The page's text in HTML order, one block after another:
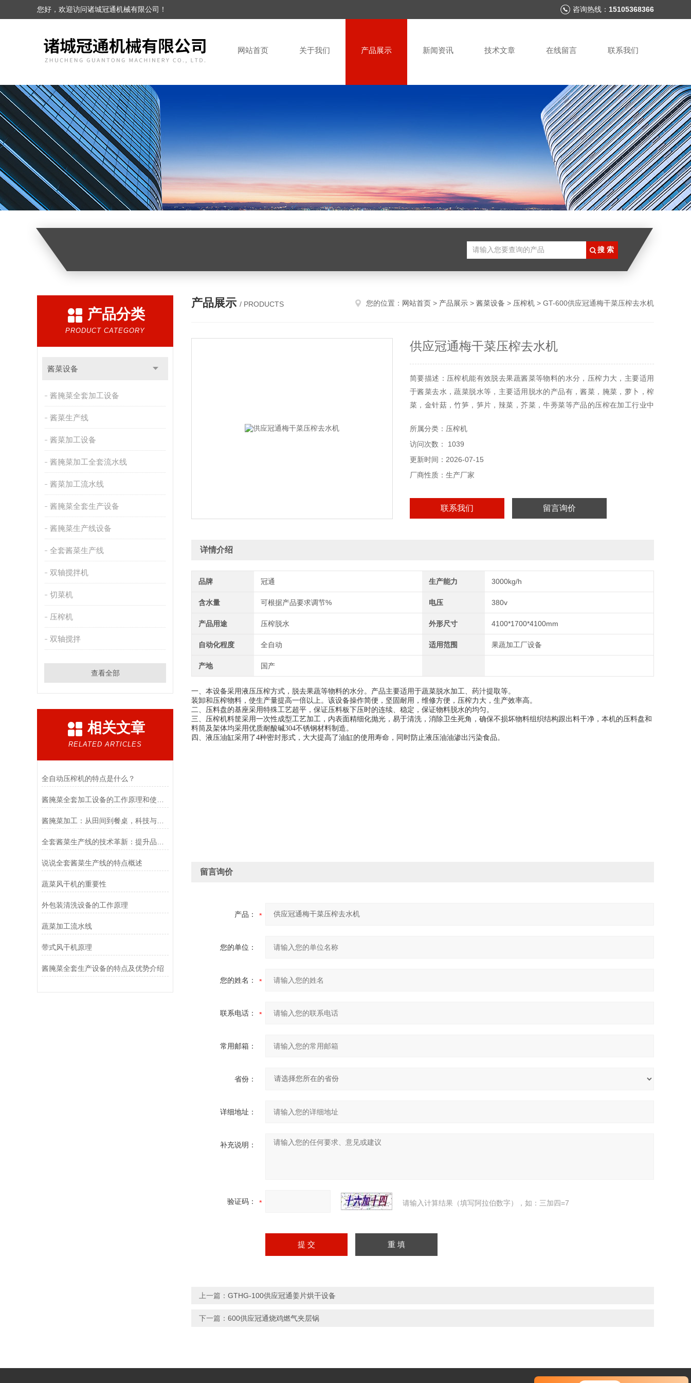
您好，欢迎访问诸城冠通机械有限公司！ 咨询热线： 15105368366
网站首页 关于我们 产品展示 新闻资讯 技术文章 在线留言 联系我们
产品分类
PRODUCT CATEGORY
酱菜设备
酱腌菜全套加工设备
酱菜生产线
酱菜加工设备
酱腌菜加工全套流水线
酱菜加工流水线
酱腌菜全套生产设备
酱腌菜生产线设备
全套酱菜生产线
双轴搅拌机
切菜机
压榨机
双轴搅拌
查看全部
相关文章
RELATED ARTICLES
全自动压榨机的特点是什么？
酱腌菜加工：从田间到餐桌，科技与传统的融合
说说全套酱菜生产线的特点概述
蔬菜风干机的重要性
外包装清洗设备的工作原理
蔬菜加工流水线
带式风干机原理
酱腌菜全套生产设备的特点及优势介绍
产品展示 / PRODUCTS 您的位置： 网站首页 > 产品展示 > 酱菜设备 > 压榨机 > GT-600供应冠通梅干菜压榨去水机
供应冠通梅干菜压榨去水机
简要描述：压榨机能有效脱去果蔬酱菜等物料的水分，压榨力大，主要适用
于酱菜去水，蔬菜脱水等，主要适用脱水的产品有，酱菜，腌菜，萝卜，榨
菜，金针菇，竹笋，笋片，辣菜，芥菜，牛蒡菜等产品的压榨在加工行业中
所属分类：压榨机
访问次数： 1039
更新时间：2026-07-15
厂商性质：生产厂家
联系我们 留言询价
详情介绍
品牌 冠通 生产能力 3000kg/h
含水量 可根据产品要求调节% 电压 380v
产品用途 压榨脱水 外形尺寸 4100*1700*4100mm
自动化程度 全自动 适用范围 果蔬加工厂设备
产地 国产
一、本设备采用液压压榨方式，脱去果蔬等物料的水分。产品主要适用于蔬菜脱水加工、药汁提取等。
装卸和压榨物料，使生产量提高一倍以上。该设备操作简便，坚固耐用，维修方便，压榨力大，生产效率高。
二、压料盘的基座采用特殊工艺超平，保证压料板下压时的连续、稳定，保证物料脱水的均匀。
三、压榨机料筐采用一次性成型工艺加工，内表面精细化抛光，易于清洗，消除卫生死角，确保不损坏物料组织结构跟出料干净，本机的压料盘和
料筒及架体均采用优质耐酸碱304不锈钢材料制造。
四、液压油缸采用了4种密封形式，大大提高了油缸的使用寿命，同时防止液压油油渗出污染食品。
留言询价
产品：
您的单位：
您的姓名：
联系电话：
常用邮箱：
省份：
详细地址：
补充说明：
验证码： 请输入计算结果（填写阿拉伯数字），如：三加四=7
上一篇： GTHG-100供应冠通姜片烘干设备
下一篇： 600供应冠通烧鸡燃气夹层锅